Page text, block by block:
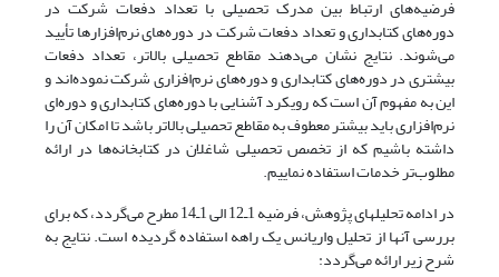
فرضیه‌های ارتباط بین مدرک تحصیلی با تعداد دفعات شرکت در
دوره‌های کتابداری و تعداد دفعات شرکت در دوره‌های نرم‌افزارها تأیید
می‌شوند. نتایج نشان می‌دهند مقاطع تحصیلی بالاتر، تعداد دفعات
بیشتری در دوره‌های کتابداری و دوره‌های نرم‌افزاری شرکت نموده‌اند و
این به مفهوم آن است که رویکرد آشنایی با دوره‌های کتابداری و دوره‌ای
نرم‌افزاری باید بیشتر معطوف به مقاطع تحصیلی بالاتر باشد تا امکان آن را
داشته باشیم که از تخصص تحصیلی شاغلان در کتابخانه‌ها در ارائه
مطلوب‌تر خدمات استفاده نماییم.
در ادامه تحلیلهای پژوهش، فرضیه 1ـ12 الی 1ـ14 مطرح می‌گردد، که برای
بررسی آنها از تحلیل واریانس یک راهه استفاده گردیده است. نتایج به
شرح زیر ارائه می‌گردد: